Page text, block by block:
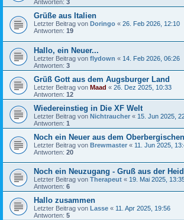
Antworten: 3
Grüße aus Italien
Letzter Beitrag von Doringo « 26. Feb 2026, 12:10
Antworten: 19
Hallo, ein Neuer...
Letzter Beitrag von flydown « 14. Feb 2026, 06:26
Antworten: 3
Grüß Gott aus dem Augsburger Land
Letzter Beitrag von Maad « 26. Dez 2025, 10:33
Antworten: 12
Wiedereinstieg in Die XF Welt
Letzter Beitrag von Nichtraucher « 15. Jun 2025,
Antworten: 1
Noch ein Neuer aus dem Oberbergischen
Letzter Beitrag von Brewmaster « 11. Jun 2025,
Antworten: 20
Noch ein Neuzugang - Gruß aus der
Letzter Beitrag von Therapeut « 19. Mai 2025,
Antworten: 6
Hallo zusammen
Letzter Beitrag von Lasse « 11. Apr 2025, 19:56
Antworten: 5